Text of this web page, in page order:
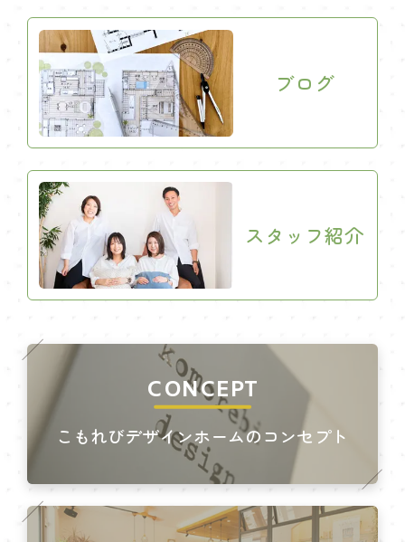
ブログ
スタッフ紹介
CONCEPT
こもれびデザインホームのコンセプト